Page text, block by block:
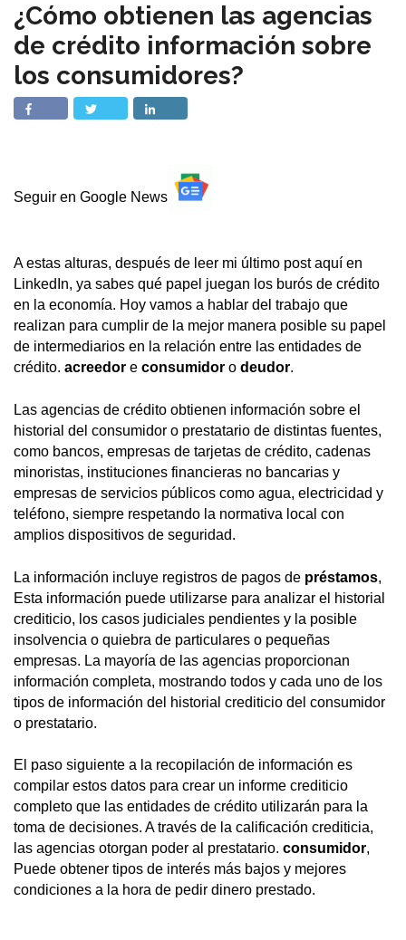
¿Cómo obtienen las agencias
de crédito información sobre
los consumidores?
Seguir en Google News
A estas alturas, después de leer mi último post aquí en
LinkedIn, ya sabes qué papel juegan los burós de crédito
en la economía. Hoy vamos a hablar del trabajo que
realizan para cumplir de la mejor manera posible su papel
de intermediarios en la relación entre las entidades de
crédito. acreedor e consumidor o deudor.
Las agencias de crédito obtienen información sobre el
historial del consumidor o prestatario de distintas fuentes,
como bancos, empresas de tarjetas de crédito, cadenas
minoristas, instituciones financieras no bancarias y
empresas de servicios públicos como agua, electricidad y
teléfono, siempre respetando la normativa local con
amplios dispositivos de seguridad.
La información incluye registros de pagos de préstamos,
Esta información puede utilizarse para analizar el historial
crediticio, los casos judiciales pendientes y la posible
insolvencia o quiebra de particulares o pequeñas
empresas. La mayoría de las agencias proporcionan
información completa, mostrando todos y cada uno de los
tipos de información del historial crediticio del consumidor
o prestatario.
El paso siguiente a la recopilación de información es
compilar estos datos para crear un informe crediticio
completo que las entidades de crédito utilizarán para la
toma de decisiones. A través de la calificación crediticia,
las agencias otorgan poder al prestatario. consumidor,
Puede obtener tipos de interés más bajos y mejores
condiciones a la hora de pedir dinero prestado.